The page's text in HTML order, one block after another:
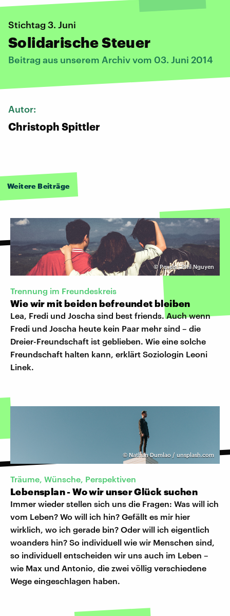
Stichtag 3. Juni
Solidarische Steuer
Beitrag aus unserem Archiv vom 03. Juni 2014
Autor:
Christoph Spittler
Weitere Beiträge
© Pexels | Phil Nguyen
Trennung im Freundeskreis
Wie wir mit beiden befreundet bleiben
Lea, Fredi und Joscha sind best friends. Auch wenn
Fredi und Joscha heute kein Paar mehr sind – die
Dreier-Freundschaft ist geblieben. Wie eine solche
Freundschaft halten kann, erklärt Soziologin Leoni
Linek.
© Nathan Dumlao / unsplash.com
Träume, Wünsche, Perspektiven
Lebensplan - Wo wir unser Glück suchen
Immer wieder stellen sich uns die Fragen: Was will ich
vom Leben? Wo will ich hin? Gefällt es mir hier
wirklich, wo ich gerade bin? Oder will ich eigentlich
woanders hin? So individuell wie wir Menschen sind,
so individuell entscheiden wir uns auch im Leben –
wie Max und Antonio, die zwei völlig verschiedene
Wege eingeschlagen haben.